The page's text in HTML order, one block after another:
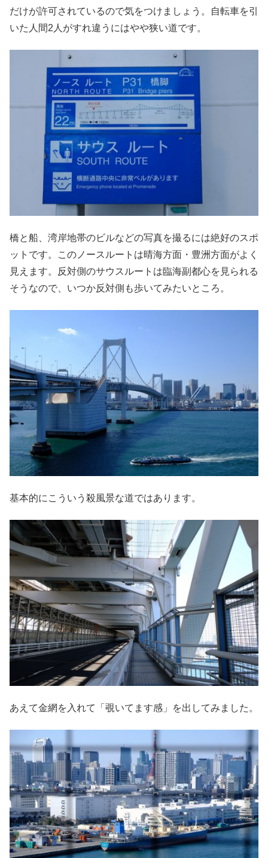
だけが許可されているので気をつけましょう。自転車を引
いた人間2人がすれ違うにはやや狭い道です。
橋と船、湾岸地帯のビルなどの写真を撮るには絶好のスポ
ットです。このノースルートは晴海方面・豊洲方面がよく
見えます。反対側のサウスルートは臨海副都心を見られる
そうなので、いつか反対側も歩いてみたいところ。
基本的にこういう殺風景な道ではあります。
あえて金網を入れて「覗いてます感」を出してみました。